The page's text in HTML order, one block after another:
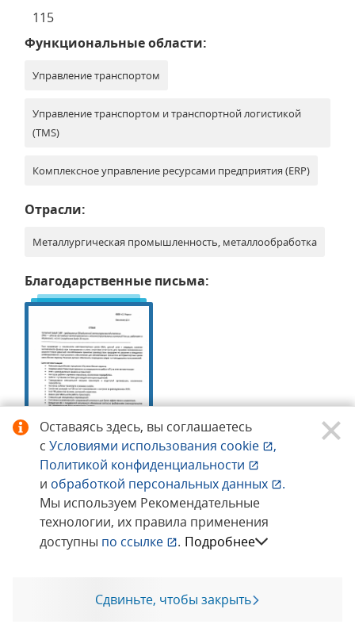
115
Функциональные области:
Управление транспортом
Управление транспортом и транспортной логистикой
(TMS)
Комплексное управление ресурсами предприятия (ERP)
Отрасли:
Металлургическая промышленность, металлообработка
Благодарственные письма:
Внедрение «1С:ТЛЭ КОРП» в ООО «ЧУСОВСКОЙ
МЕТАЛЛУРГИЧЕСКИЙ ЗАВОД»
Оставаясь здесь, вы соглашаетесь
с Условиями использования cookie
,
Политикой конфиденциальности
и обработкой персональных данных
.
Мы используем Рекомендательные
технологии, их правила применения
доступны по ссылке . Подробнее
Сдвиньте, чтобы закрыть
Позвоните мне